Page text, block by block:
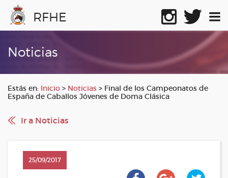
RFHE
Noticias
Estás en: Inicio > Noticias > Final de los Campeonatos de
España de Caballos Jóvenes de Doma Clásica
Ir a Noticias
25/09/2017